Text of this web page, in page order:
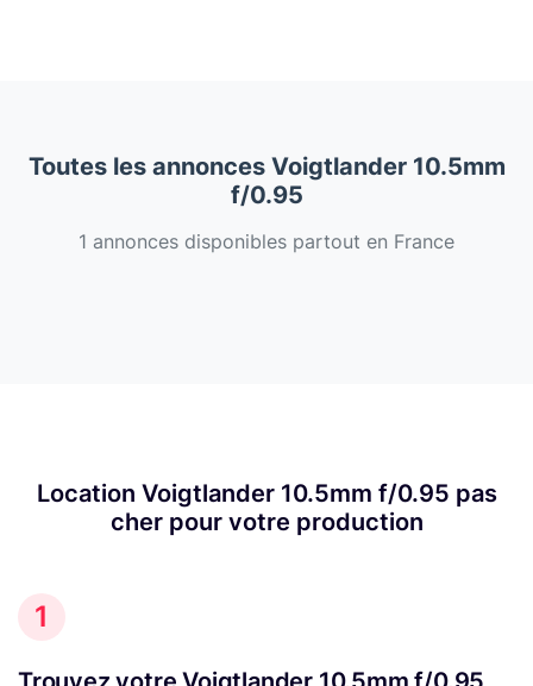
Toutes les annonces Voigtlander 10.5mm
f/0.95
1 annonces disponibles partout en France
Location Voigtlander 10.5mm f/0.95 pas
cher pour votre production
1